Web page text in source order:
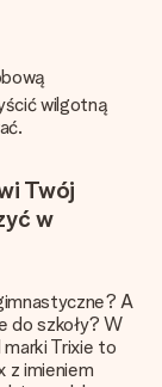
wilgotną
Twój
w
A
do szkoły? W
Trixie to
z imieniem